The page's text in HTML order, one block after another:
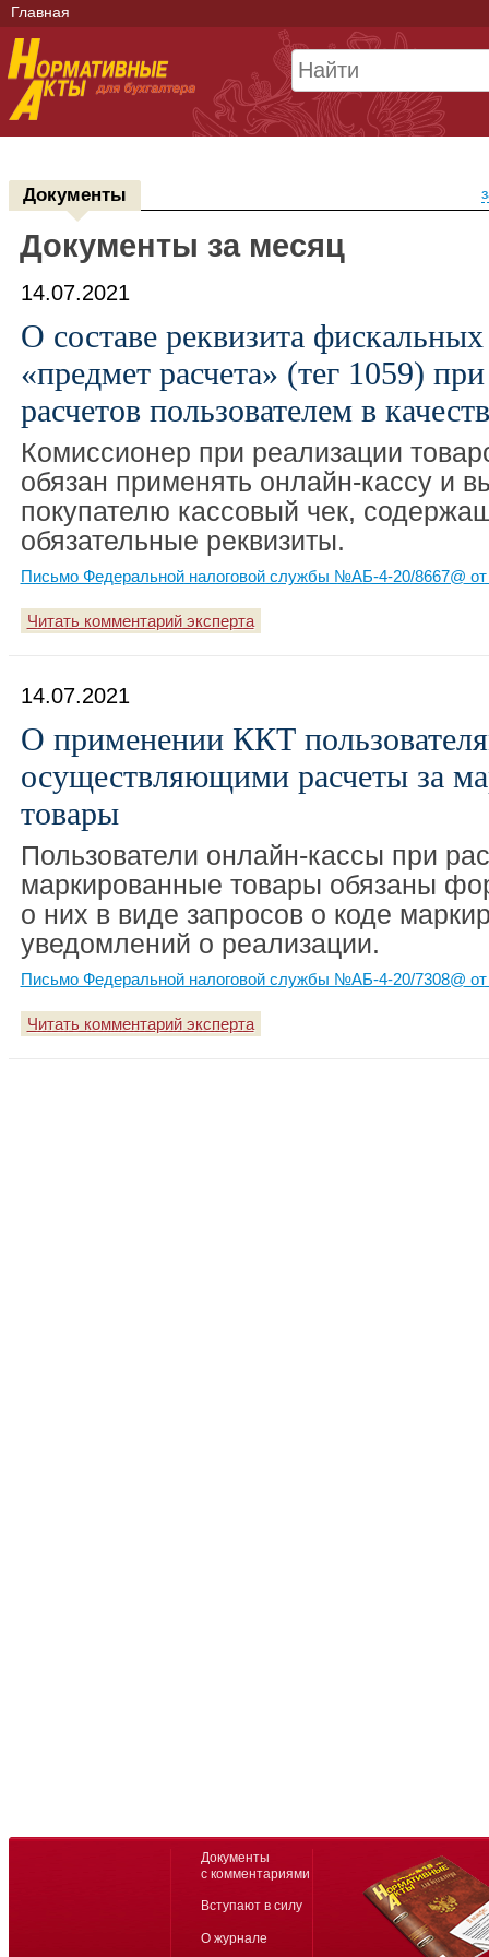
Главная
Документы
Документы за месяц
14.07.2021
О составе реквизита
«предмет расчета» (тег 1059)
расчетов пользователем в
Комиссионер при реализации
обязан применять онлайн-кассу и
покупателю кассовый чек,
обязательные реквизиты.
Письмо Федеральной налоговой службы №АБ-4-20/8667@ от
Читать комментарий эксперта
14.07.2021
О применении ККТ
осуществляющими расчеты за
товары
Пользователи онлайн-кассы при
маркированные товары обязаны
о них в виде запросов о коде
уведомлений о реализации.
Письмо Федеральной налоговой службы №АБ-4-20/7308@ от
Читать комментарий эксперта
Документы
с комментариями
Вступают в силу
О журнале